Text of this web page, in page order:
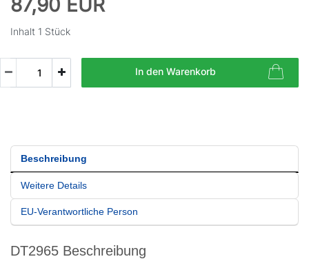
87,90 EUR
Inhalt 1 Stück
In den Warenkorb
Beschreibung
Weitere Details
EU-Verantwortliche Person
DT2965 Beschreibung